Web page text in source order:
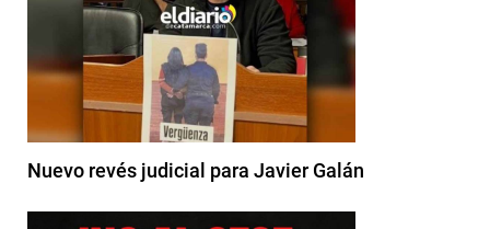
Nuevo revés judicial para Javier Galán